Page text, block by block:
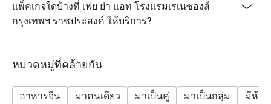
แพ็คเกจใดบ้างที่ เฟย ย่า แอท โรงแรมเรเนซองส์
กรุงเทพฯ ราชประสงค์ ให้บริการ?
หมวดหมู่ที่คล้ายกัน
อาหารจีน มาคนเดียว มาเป็นคู่ มาเป็นกลุ่ม มีห้อ